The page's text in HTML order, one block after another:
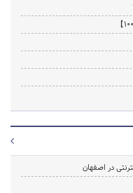
در اصفهان